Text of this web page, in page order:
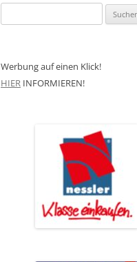
nach:
Werbung auf einen Klick!
HIER INFORMIEREN!